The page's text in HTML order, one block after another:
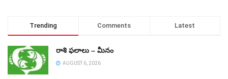
Trending Comments Latest
రాశి ఫలాలు – మీనం
AUGUST 6, 2026